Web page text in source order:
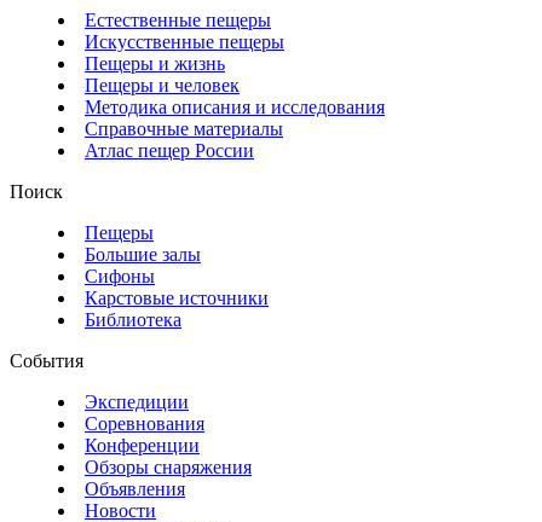
Естественные пещеры
Искусственные пещеры
Пещеры и жизнь
Пещеры и человек
Методика описания и исследования
Справочные материалы
Атлас пещер России
Поиск
Пещеры
Большие залы
Сифоны
Карстовые источники
Библиотека
События
Экспедиции
Соревнования
Конференции
Обзоры снаряжения
Объявления
Новости